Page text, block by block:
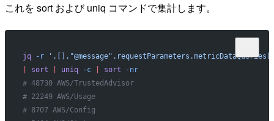
これを sort および uniq コマンドで集計します。
jq -r
sort uniq -c | sort -nr
# 48730 AWS/TrustedAdvisor
# 22249 AWS/Usage
# 8707 AWS/Config